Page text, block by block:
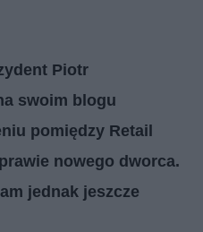
Piotr
swoim blogu
pomiędzy Retail
nowego dworca.
jednak jeszcze